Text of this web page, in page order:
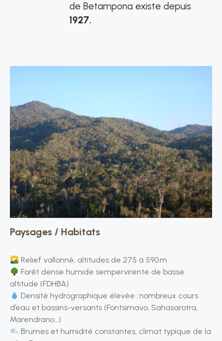
de Betampona existe depuis
1927.
Paysages / Habitats
Relief vallonné, altitudes de 275 à 590 m
Forêt dense humide sempervirente de basse
altitude (FDHBA)
Densité hydrographique élevée : nombreux cours
d’eau et bassins-versants (Fontsimavo, Sahasarotra,
Marendrano…)
Brumes et humidité constantes, climat typique de la